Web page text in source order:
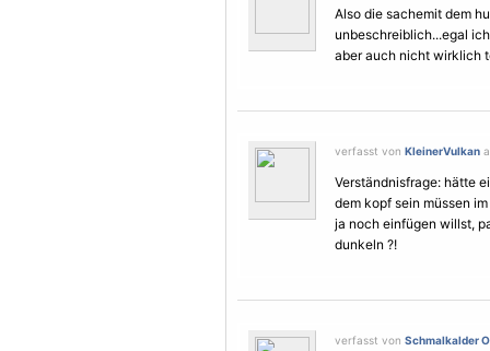
Also die sachemit dem
unbeschreiblich...egal
aber auch nicht wirklich
verfasst von KleinerVulkan
Verständnisfrage: hätte
dem kopf sein müssen
ja noch einfügen willst,
dunkeln ?!
verfasst von Schmalkalder